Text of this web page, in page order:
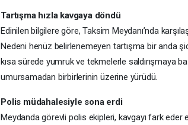
Tartışma hızla kavgaya döndü
Edinilen bilgilere göre, Taksim Meydanı’nda
Nedeni henüz belirlenemeyen tartışma bir anda
kısa sürede yumruk ve tekmelerle saldırışmaya
umursamadan birbirlerinin üzerine yürüdü.
Polis müdahalesiyle sona erdi
Meydanda görevli polis ekipleri, kavgayı fark eder